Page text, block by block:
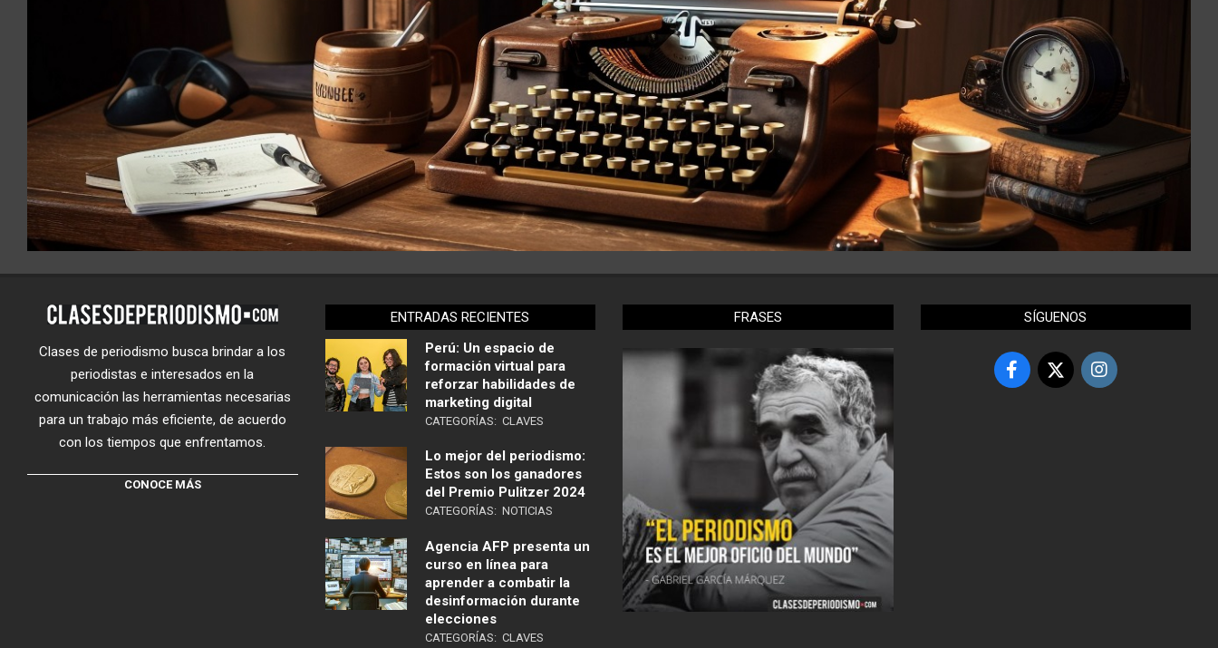
Clases de periodismo busca brindar a los
periodistas e interesados en la
comunicación las herramientas necesarias
para un trabajo más eficiente, de acuerdo
con los tiempos que enfrentamos.
CONOCE MÁS
ENTRADAS RECIENTES
Perú: Un espacio de
formación virtual para
reforzar habilidades de
marketing digital
CATEGORÍAS: CLAVES
Lo mejor del periodismo:
Estos son los ganadores
del Premio Pulitzer 2024
CATEGORÍAS: NOTICIAS
Agencia AFP presenta un
curso en línea para
aprender a combatir la
desinformación durante
elecciones
CATEGORÍAS: CLAVES
FRASES SÍGUENOS